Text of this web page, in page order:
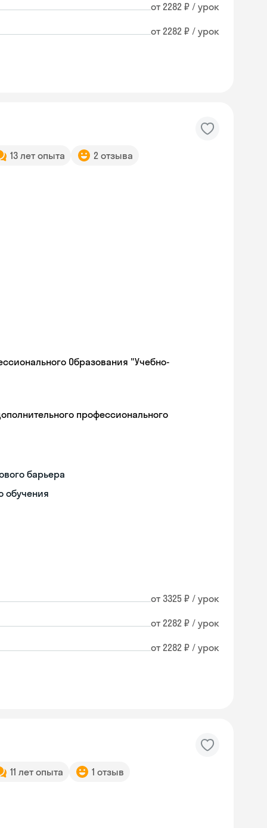
от 2282 ₽ / урок
от 2282 ₽ / урок
13 лет опыта 2 отзыва
Образования "Учебно-
профессионального
барьера
обучения
от 3325 ₽ / урок
от 2282 ₽ / урок
от 2282 ₽ / урок
11 лет опыта 1 отзыв